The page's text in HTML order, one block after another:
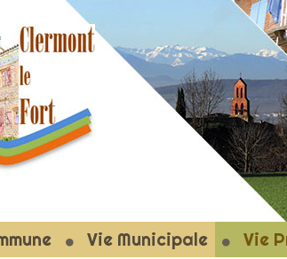
CLERMONT-LE-
Vie Municipale Vie